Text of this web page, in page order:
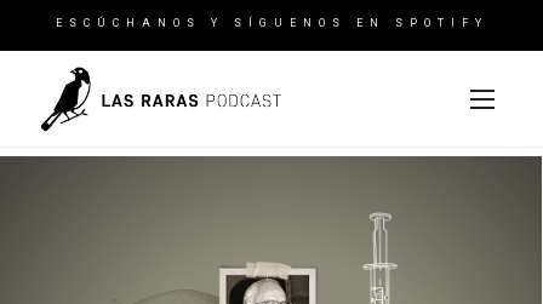
ESCÚCHANOS Y SÍGUENOS EN SPOTIFY